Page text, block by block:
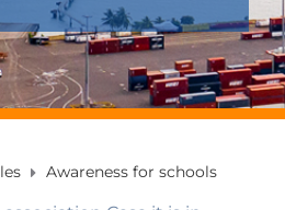
Awareness for schools